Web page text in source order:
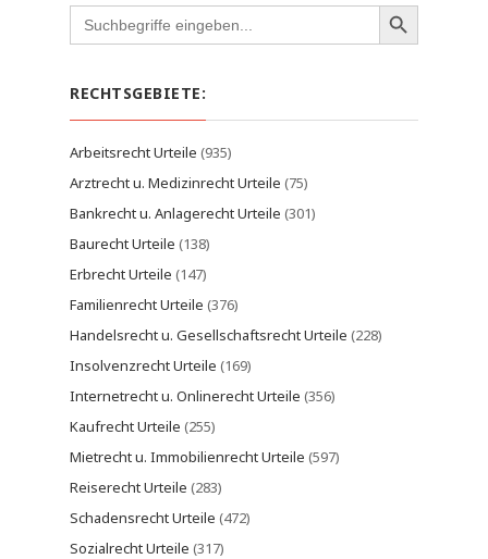
Search
for:
RECHTSGEBIETE:
Arbeitsrecht Urteile (935)
Arztrecht u. Medizinrecht Urteile (75)
Bankrecht u. Anlagerecht Urteile (301)
Baurecht Urteile (138)
Erbrecht Urteile (147)
Familienrecht Urteile (376)
Handelsrecht u. Gesellschaftsrecht Urteile (228)
Insolvenzrecht Urteile (169)
Internetrecht u. Onlinerecht Urteile (356)
Kaufrecht Urteile (255)
Mietrecht u. Immobilienrecht Urteile (597)
Reiserecht Urteile (283)
Schadensrecht Urteile (472)
Sozialrecht Urteile (317)